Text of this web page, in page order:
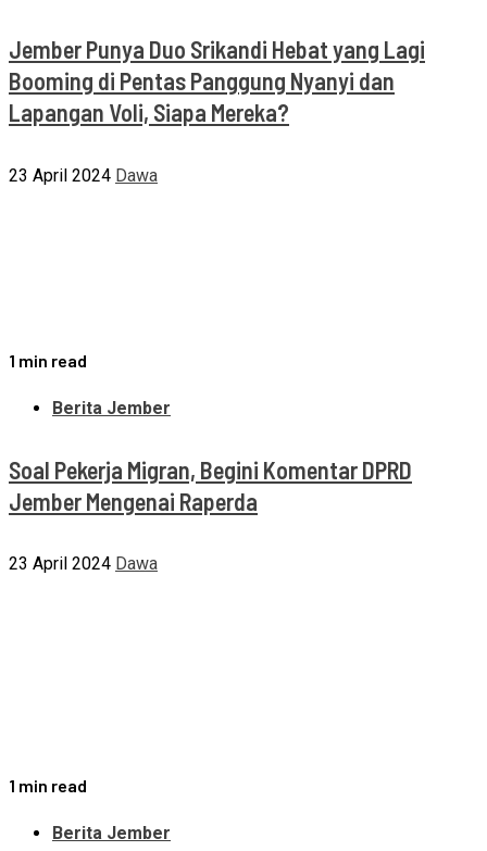
Jember Punya Duo Srikandi Hebat yang Lagi
Booming di Pentas Panggung Nyanyi dan
Lapangan Voli, Siapa Mereka?
23 April 2024 Dawa
1 min read
Berita Jember
Soal Pekerja Migran, Begini Komentar DPRD
Jember Mengenai Raperda
23 April 2024 Dawa
1 min read
Berita Jember